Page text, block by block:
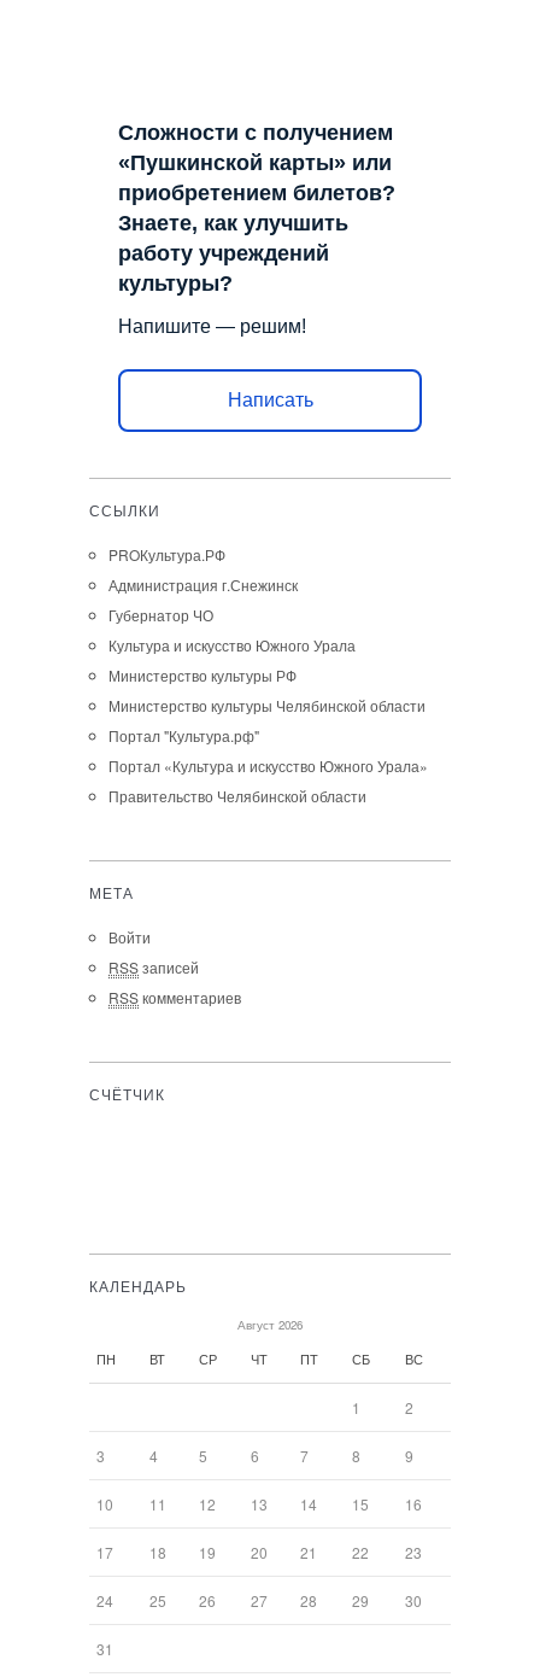
Сложности с получением
«Пушкинской карты» или
приобретением билетов?
Знаете, как улучшить
работу учреждений
культуры?
Напишите — решим!
Написать
ССЫЛКИ
PROКультура.РФ
Администрация г.Снежинск
Губернатор ЧО
Культура и искусство Южного Урала
Министерство культуры РФ
Министерство культуры Челябинской области
Портал "Культура.рф"
Портал «Культура и искусство Южного Урала»
Правительство Челябинской области
МЕТА
Войти
RSSзаписей
RSSкомментариев
СЧЁТЧИК
КАЛЕНДАРЬ
Август 2026
ПН ВТ СР ЧТ ПТ СБ ВС
1 2
3 4 5 6 7 8 9
10 11 12 13 14 15 16
17 18 19 20 21 22 23
24 25 26 27 28 29 30
31